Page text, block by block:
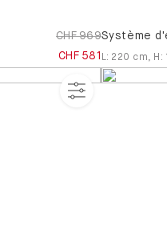
CHF 969
CHF 581
Système
L: 220 cm, H :